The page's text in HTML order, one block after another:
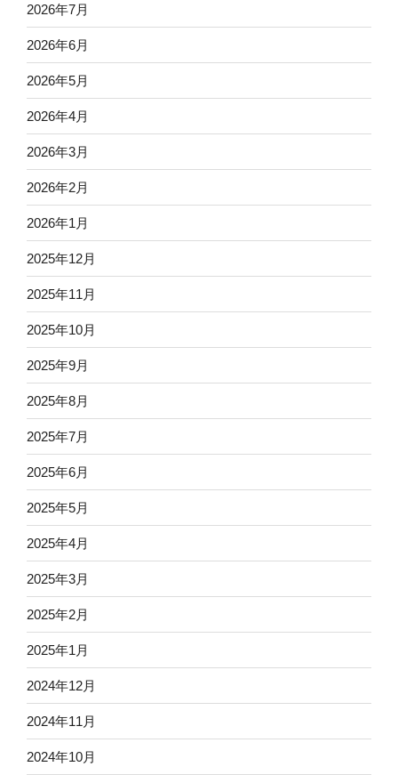
2026年7月
2026年6月
2026年5月
2026年4月
2026年3月
2026年2月
2026年1月
2025年12月
2025年11月
2025年10月
2025年9月
2025年8月
2025年7月
2025年6月
2025年5月
2025年4月
2025年3月
2025年2月
2025年1月
2024年12月
2024年11月
2024年10月